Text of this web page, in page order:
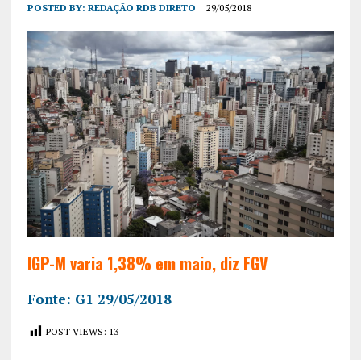
POSTED BY: REDAÇÃO RDB DIRETO 29/05/2018
IGP-M varia 1,38% em maio, diz FGV
Fonte: G1 29/05/2018
POST VIEWS: 13